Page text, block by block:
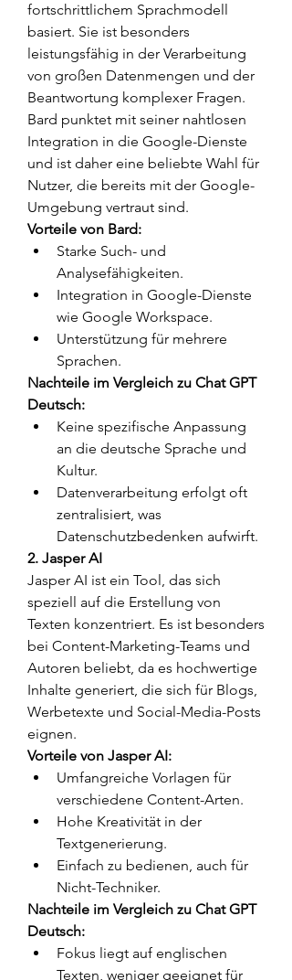
fortschrittlichem Sprachmodell
basiert. Sie ist besonders
leistungsfähig in der Verarbeitung
von großen Datenmengen und der
Beantwortung komplexer Fragen.
Bard punktet mit seiner nahtlosen
Integration in die Google-Dienste
und ist daher eine beliebte Wahl für
Nutzer, die bereits mit der Google-
Umgebung vertraut sind.
Vorteile von Bard:
Starke Such- und
Analysefähigkeiten.
Integration in Google-Dienste
wie Google Workspace.
Unterstützung für mehrere
Sprachen.
Nachteile im Vergleich zu Chat GPT
Deutsch:
Keine spezifische Anpassung
an die deutsche Sprache und
Kultur.
Datenverarbeitung erfolgt oft
zentralisiert, was
Datenschutzbedenken aufwirft.
2. Jasper AI
Jasper AI ist ein Tool, das sich
speziell auf die Erstellung von
Texten konzentriert. Es ist besonders
bei Content-Marketing-Teams und
Autoren beliebt, da es hochwertige
Inhalte generiert, die sich für Blogs,
Werbetexte und Social-Media-Posts
eignen.
Vorteile von Jasper AI:
Umfangreiche Vorlagen für
verschiedene Content-Arten.
Hohe Kreativität in der
Textgenerierung.
Einfach zu bedienen, auch für
Nicht-Techniker.
Nachteile im Vergleich zu Chat GPT
Deutsch:
Fokus liegt auf englischen
Texten, weniger geeignet für